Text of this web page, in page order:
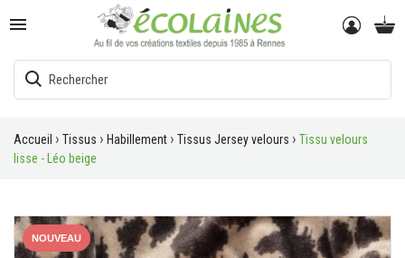

Accueil Tissus Habillement Tissus Jersey velours
Tissu velours
lisse - Léo beige
NOUVEAU